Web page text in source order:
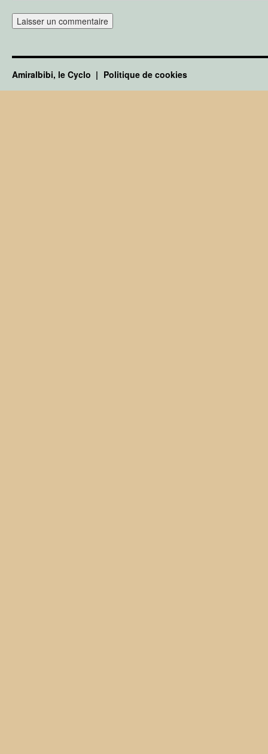
Amiralbibi, le Cyclo Politique de cookies